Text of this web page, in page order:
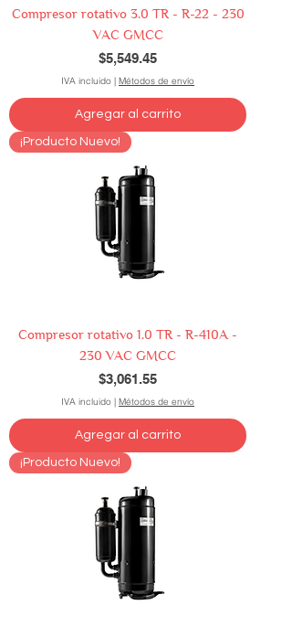
Compresor rotativo 3.0 TR - R-22 - 230
VAC GMCC
Precio
$5,549.45
IVA incluido | Métodos de envío
Agregar al carrito
¡Producto Nuevo!
Compresor rotativo 1.0 TR - R-410A -
230 VAC GMCC
Precio
$3,061.55
IVA incluido | Métodos de envío
Agregar al carrito
¡Producto Nuevo!